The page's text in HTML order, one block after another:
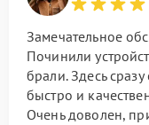
Замечательное
Починили
брали. Здесь
быстро и
Очень доволен,